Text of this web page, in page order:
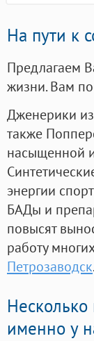
На пути к
Предлагаем
жизни. Вам
Дженерики
также
насыщенной
энергии
БАДы и
повысят
работу
Петрозаводск
именно у